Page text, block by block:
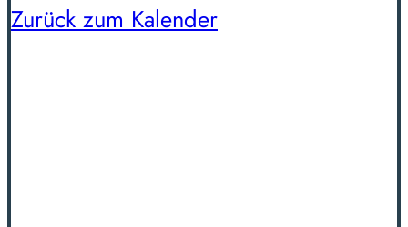
Zurück zum Kalender